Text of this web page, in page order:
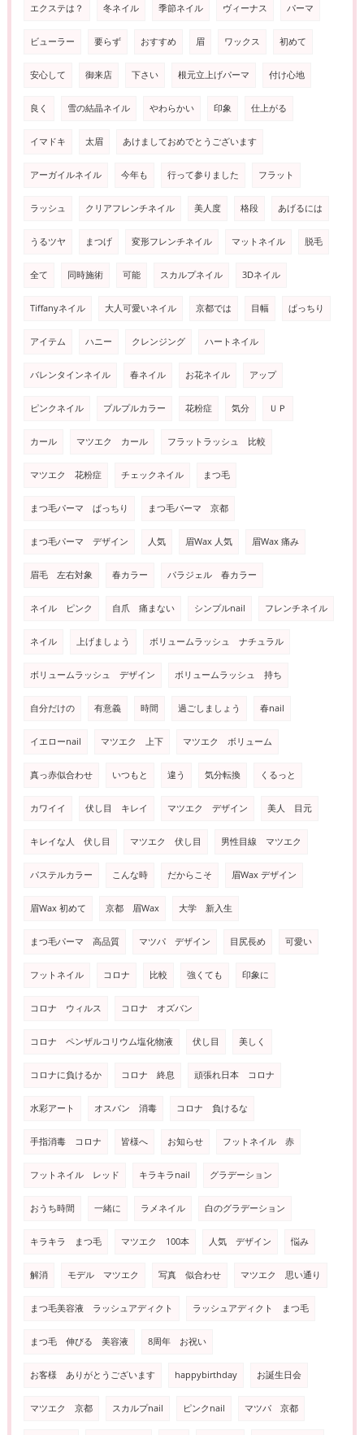
エクステは？ 冬ネイル 季節ネイル ヴィーナス パーマ
ビューラー 要らず おすすめ 眉 ワックス 初めて
安心して 御来店 下さい 根元立上げパーマ 付け心地
良く 雪の結晶ネイル やわらかい 印象 仕上がる
イマドキ 太眉 あけましておめでとうございます
アーガイルネイル 今年も 行って参りました フラット
ラッシュ クリアフレンチネイル 美人度 格段 あげるには
うるツヤ まつげ 変形フレンチネイル マットネイル 脱毛
全て 同時施術 可能 スカルプネイル 3Dネイル
Tiffanyネイル 大人可愛いネイル 京都では 目幅 ぱっちり
アイテム ハニー クレンジング ハートネイル
バレンタインネイル 春ネイル お花ネイル アップ
ピンクネイル プルプルカラー 花粉症 気分 ＵＰ
カール マツエク カール フラットラッシュ 比較
マツエク 花粉症 チェックネイル まつ毛
まつ毛パーマ ぱっちり まつ毛パーマ 京都
まつ毛パーマ デザイン 人気 眉Wax 人気 眉Wax 痛み
眉毛 左右対象 春カラー パラジェル 春カラー
ネイル ピンク 自爪 痛まない シンプルnail フレンチネイル
ネイル 上げましょう ボリュームラッシュ ナチュラル
ボリュームラッシュ デザイン ボリュームラッシュ 持ち
自分だけの 有意義 時間 過ごしましょう 春nail
イエローnail マツエク 上下 マツエク ボリューム
真っ赤似合わせ いつもと 違う 気分転換 くるっと
カワイイ 伏し目 キレイ マツエク デザイン 美人 目元
キレイな人 伏し目 マツエク 伏し目 男性目線 マツエク
パステルカラー こんな時 だからこそ 眉Wax デザイン
眉Wax 初めて 京都 眉Wax 大学 新入生
まつ毛パーマ 高品質 マツパ デザイン 目尻長め 可愛い
フットネイル コロナ 比較 強くても 印象に
コロナ ウィルス コロナ オズバン
コロナ ペンザルコリウム塩化物液 伏し目 美しく
コロナに負けるか コロナ 終息 頑張れ日本 コロナ
水彩アート オスバン 消毒 コロナ 負けるな
手指消毒 コロナ 皆様へ お知らせ フットネイル 赤
フットネイル レッド キラキラnail グラデーション
おうち時間 一緒に ラメネイル 白のグラデーション
キラキラ まつ毛 マツエク 100本 人気 デザイン 悩み
解消 モデル マツエク 写真 似合わせ マツエク 思い通り
まつ毛美容液 ラッシュアディクト ラッシュアディクト まつ毛
まつ毛 伸びる 美容液 8周年 お祝い
お客様 ありがとうございます happybirthday お誕生日会
マツエク 京都 スカルプnail ピンクnail マツパ 京都